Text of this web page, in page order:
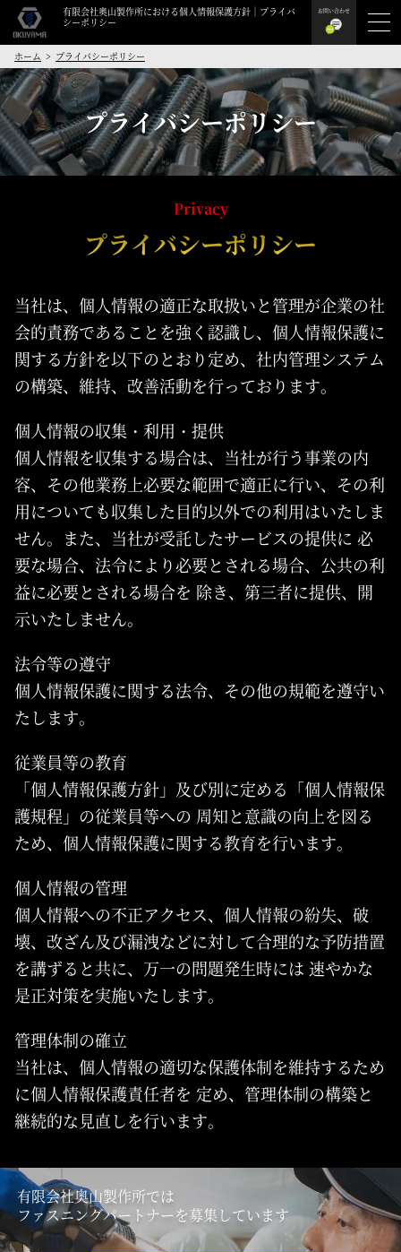
有限会社奥山製作所における個人情報保護方針｜プライバ
シーポリシー
お問い合わせ
ホーム プライバシーポリシー
プライバシーポリシー
Privacy
プライバシーポリシー
当社は、個人情報の適正な取扱いと管理が企業の社
会的責務であることを強く認識し、個人情報保護に
関する方針を以下のとおり定め、社内管理システム
の構築、維持、改善活動を行っております。
個人情報の収集・利用・提供
個人情報を収集する場合は、当社が行う事業の内
容、その他業務上必要な範囲で適正に行い、その利
用についても収集した目的以外での利用はいたしま
せん。また、当社が受託したサービスの提供に 必
要な場合、法令により必要とされる場合、公共の利
益に必要とされる場合を 除き、第三者に提供、開
示いたしません。
法令等の遵守
個人情報保護に関する法令、その他の規範を遵守い
たします。
従業員等の教育
「個人情報保護方針」及び別に定める「個人情報保
護規程」の従業員等への 周知と意識の向上を図る
ため、個人情報保護に関する教育を行います。
個人情報の管理
個人情報への不正アクセス、個人情報の紛失、破
壊、改ざん及び漏洩などに対して合理的な予防措置
を講ずると共に、万一の問題発生時には 速やかな
是正対策を実施いたします。
管理体制の確立
当社は、個人情報の適切な保護体制を維持するため
に個人情報保護責任者を 定め、管理体制の構築と
継続的な見直しを行います。
有限会社奥山製作所では
ファスニングパートナーを募集しています